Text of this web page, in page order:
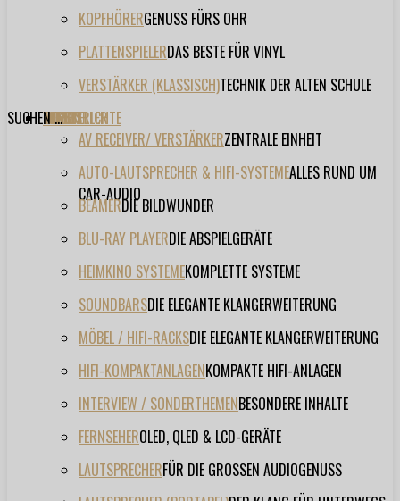
KOPFHÖRERGENUSS FÜRS OHR
PLATTENSPIELERDAS BESTE FÜR VINYL
VERSTÄRKER (KLASSISCH)TECHNIK DER ALTEN SCHULE
TESTBERICHTE
AV RECEIVER/ VERSTÄRKERZENTRALE EINHEIT
AUTO-LAUTSPRECHER & HIFI-SYSTEMEALLES RUND UM
CAR-AUDIO
BEAMERDIE BILDWUNDER
BLU-RAY PLAYERDIE ABSPIELGERÄTE
HEIMKINO SYSTEMEKOMPLETTE SYSTEME
SOUNDBARSDIE ELEGANTE KLANGERWEITERUNG
MÖBEL / HIFI-RACKSDIE ELEGANTE KLANGERWEITERUNG
HIFI-KOMPAKTANLAGENKOMPAKTE HIFI-ANLAGEN
INTERVIEW / SONDERTHEMENBESONDERE INHALTE
FERNSEHEROLED, QLED & LCD-GERÄTE
LAUTSPRECHERFÜR DIE GROSSEN AUDIOGENUSS
FORUM
FILME
VIDEOS
HERSTELLER
EVENT
SUCHEN ...